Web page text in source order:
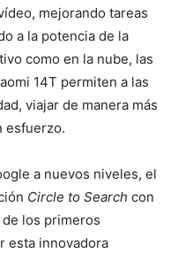
mejorando tareas
a la potencia de la
como en la nube, las
14T permiten a las
viajar de manera más
esfuerzo.
a nuevos niveles, el
Circle to Search con
los primeros
esta innovadora